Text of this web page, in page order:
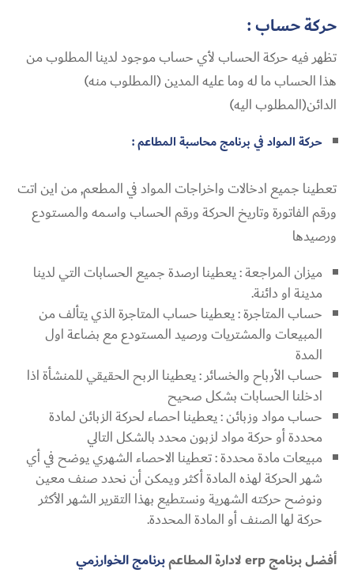
حركة حساب :
تظهر فيه حركة الحساب لأي حساب موجود لدينا المطلوب من
هذا الحساب ما له وما عليه المدين (المطلوب منه)
الدائن(المطلوب اليه)
حركة المواد في برنامج محاسبة المطاعم :
تعطينا جميع ادخالات واخراجات المواد في المطعم, من اين اتت
ورقم الفاتورة وتاريخ الحركة ورقم الحساب واسمه والمستودع
ورصيدها
ميزان المراجعة : يعطينا ارصدة جميع الحسابات التي لدينا
مدينة او دائنة.
حساب المتاجرة : يعطينا حساب المتاجرة الذي يتألف من
المبيعات والمشتريات ورصيد المستودع مع بضاعة اول
المدة
حساب الأرباح والخسائر : يعطينا الربح الحقيقي للمنشأة اذا
ادخلنا الحسابات بشكل صحيح
حساب مواد وزبائن : يعطينا احصاء لحركة الزبائن لمادة
محددة أو حركة مواد لزبون محدد بالشكل التالي
مبيعات مادة محددة : تعطينا الاحصاء الشهري يوضح في أي
شهر الحركة لهذه المادة أكثر ويمكن أن نحدد صنف معين
ونوضح حركته الشهرية ونستطيع بهذا التقرير الشهر الأكثر
حركة لها الصنف أو المادة المحددة.
أفضل برنامج erp لادارة المطاعم برنامج الخوارزمي